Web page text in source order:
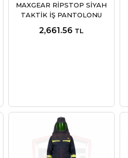
MAXGEAR RİPSTOP SİYAH
TAKTİK İŞ PANTOLONU
2,661.56 TL